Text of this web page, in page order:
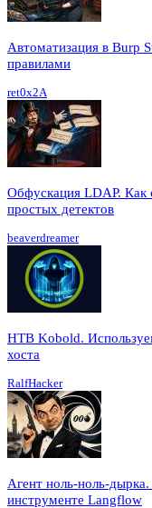
Автоматизация в Burp
правилами
ret0x2A
Обфускация LDAP. Как
простых детектов
beaverdreamer
HTB Kobold.
хоста
RalfHacker
Агент ноль-ноль-
инструменте Langflow